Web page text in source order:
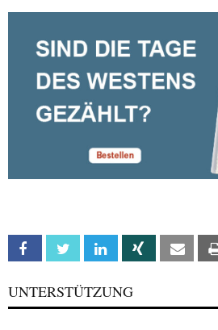
Facebook Twitter Linkedin Xing Email
UNTERSTÜTZUNG